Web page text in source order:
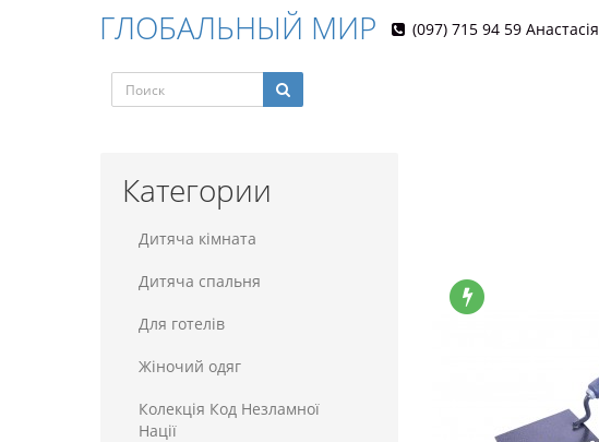
ГЛОБАЛЬНЫЙ МИР (097) 715 94 59 Анастасія
Категории
Дитяча кімната
Дитяча спальня
Для готелiв
Жіночий одяг
Колекція Код Незламної
Нації